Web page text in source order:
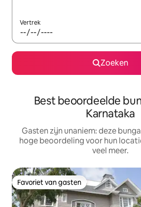
Vertrek
Zoeken
Best beoordeelde
Karnataka
Gasten zijn unaniem: deze
hoge beoordeling voor hun
veel meer.
Favoriet van gasten
Favoriet van gasten